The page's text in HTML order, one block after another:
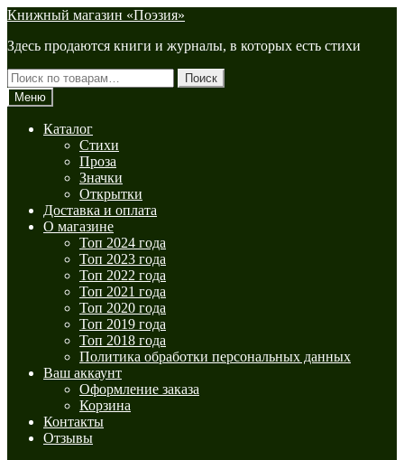
Перейти
навигации
Перейти
содержимому
Книжный магазин «Поэзия»
Здесь продаются книги и журналы, в которых есть стихи
Искать:
Поиск
Меню
Каталог
Стихи
Проза
Значки
Открытки
Доставка и оплата
О магазине
Топ 2024 года
Топ 2023 года
Топ 2022 года
Топ 2021 года
Топ 2020 года
Топ 2019 года
Топ 2018 года
Политика обработки персональных данных
Ваш аккаунт
Оформление заказа
Корзина
Контакты
Отзывы